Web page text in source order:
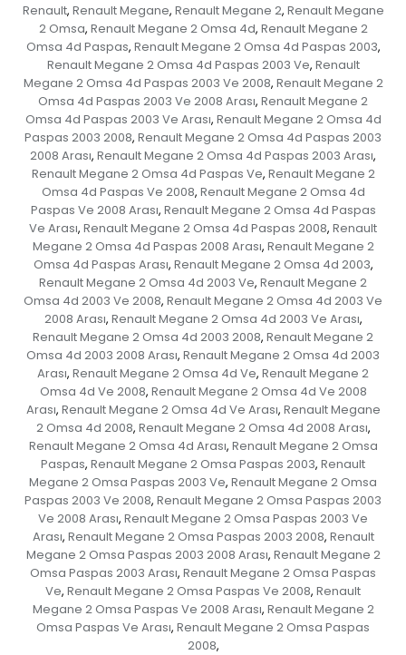
Renault, Renault Megane, Renault Megane 2, Renault Megane
2 Omsa, Renault Megane 2 Omsa 4d, Renault Megane 2
Omsa 4d Paspas, Renault Megane 2 Omsa 4d Paspas 2003,
Renault Megane 2 Omsa 4d Paspas 2003 Ve, Renault
Megane 2 Omsa 4d Paspas 2003 Ve 2008, Renault Megane 2
Omsa 4d Paspas 2003 Ve 2008 Arası, Renault Megane 2
Omsa 4d Paspas 2003 Ve Arası, Renault Megane 2 Omsa 4d
Paspas 2003 2008, Renault Megane 2 Omsa 4d Paspas 2003
2008 Arası, Renault Megane 2 Omsa 4d Paspas 2003 Arası,
Renault Megane 2 Omsa 4d Paspas Ve, Renault Megane 2
Omsa 4d Paspas Ve 2008, Renault Megane 2 Omsa 4d
Paspas Ve 2008 Arası, Renault Megane 2 Omsa 4d Paspas
Ve Arası, Renault Megane 2 Omsa 4d Paspas 2008, Renault
Megane 2 Omsa 4d Paspas 2008 Arası, Renault Megane 2
Omsa 4d Paspas Arası, Renault Megane 2 Omsa 4d 2003,
Renault Megane 2 Omsa 4d 2003 Ve, Renault Megane 2
Omsa 4d 2003 Ve 2008, Renault Megane 2 Omsa 4d 2003 Ve
2008 Arası, Renault Megane 2 Omsa 4d 2003 Ve Arası,
Renault Megane 2 Omsa 4d 2003 2008, Renault Megane 2
Omsa 4d 2003 2008 Arası, Renault Megane 2 Omsa 4d 2003
Arası, Renault Megane 2 Omsa 4d Ve, Renault Megane 2
Omsa 4d Ve 2008, Renault Megane 2 Omsa 4d Ve 2008
Arası, Renault Megane 2 Omsa 4d Ve Arası, Renault Megane
2 Omsa 4d 2008, Renault Megane 2 Omsa 4d 2008 Arası,
Renault Megane 2 Omsa 4d Arası, Renault Megane 2 Omsa
Paspas, Renault Megane 2 Omsa Paspas 2003, Renault
Megane 2 Omsa Paspas 2003 Ve, Renault Megane 2 Omsa
Paspas 2003 Ve 2008, Renault Megane 2 Omsa Paspas 2003
Ve 2008 Arası, Renault Megane 2 Omsa Paspas 2003 Ve
Arası, Renault Megane 2 Omsa Paspas 2003 2008, Renault
Megane 2 Omsa Paspas 2003 2008 Arası, Renault Megane 2
Omsa Paspas 2003 Arası, Renault Megane 2 Omsa Paspas
Ve, Renault Megane 2 Omsa Paspas Ve 2008, Renault
Megane 2 Omsa Paspas Ve 2008 Arası, Renault Megane 2
Omsa Paspas Ve Arası, Renault Megane 2 Omsa Paspas
2008,